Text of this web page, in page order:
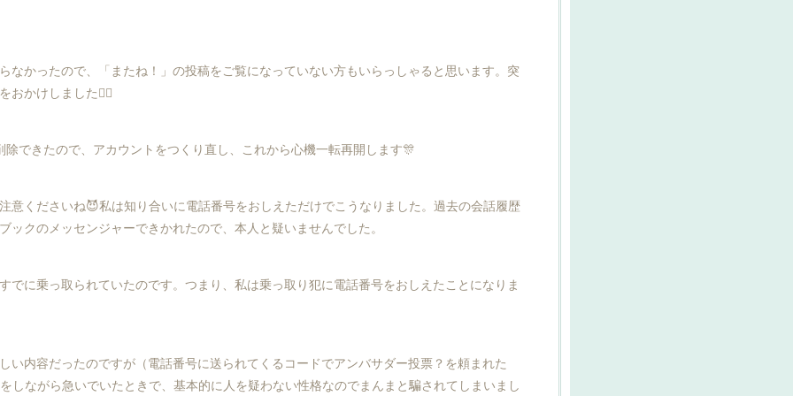
なかったので、「またね！」の投稿をご覧になっていない方もいらっしゃると思います。突
おかけしました🙇‍♀️
できたので、アカウントをつくり直し、これから心機一転再開します🎊
意くださいね😈私は知り合いに電話番号をおしえただけでこうなりました。過去の会話履歴
ックのメッセンジャーできかれたので、本人と疑いませんでした。
でに乗っ取られていたのです。つまり、私は乗っ取り犯に電話番号をおしえたことになりま
い内容だったのですが（電話番号に送られてくるコードでアンバサダー投票？を頼まれた
しながら急いでいたときで、基本的に人を疑わない性格なのでまんまと騙されてしまいまし